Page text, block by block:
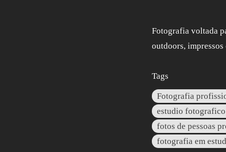
Fotografia voltada
outdoors,
Tags
Fotografia
estudio
fotos de pessoas
fotografia em